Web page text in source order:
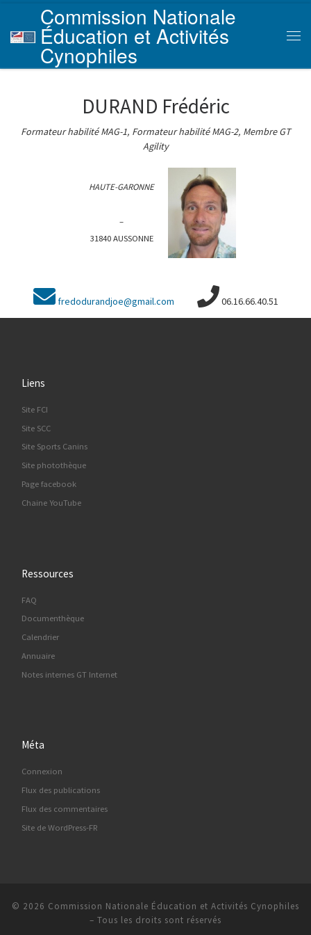
Skip to content
Commission Nationale
Éducation et Activités
Cynophiles
DURAND Frédéric
Formateur habilité MAG-1, Formateur habilité MAG-2, Membre GT
Agility
HAUTE-GARONNE
–
31840 AUSSONNE
fredodurandjoe@gmail.com 06.16.66.40.51
Liens
Site FCI
Site SCC
Site Sports Canins
Site photothèque
Page facebook
Chaine YouTube
Ressources
FAQ
Documenthèque
Calendrier
Annuaire
Notes internes GT Internet
Méta
Connexion
Flux des publications
Flux des commentaires
Site de WordPress-FR
© 2026 Commission Nationale Éducation et Activités Cynophiles
– Tous les droits sont réservés